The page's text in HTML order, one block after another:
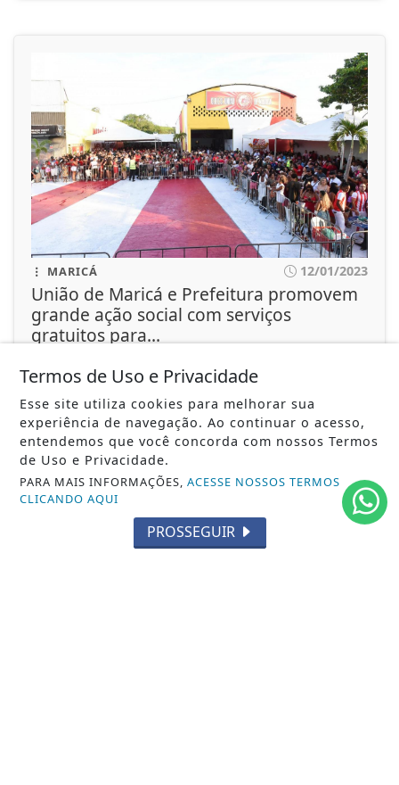
MARICÁ 12/01/2023
União de Maricá e Prefeitura promovem
grande ação social com serviços
gratuitos para...
escola, e oferecerá atendimentos...
ACESSAR
FERAS DO SAMBANAS REDES SOCIAIS
Termos de Uso e Privacidade
Esse site utiliza cookies para melhorar sua
experiência de navegação. Ao continuar o acesso,
entendemos que você concorda com nossos Termos
de Uso e Privacidade.
PARA MAIS INFORMAÇÕES,ACESSE NOSSOS TERMOS
CLICANDO AQUI
PROSSEGUIR